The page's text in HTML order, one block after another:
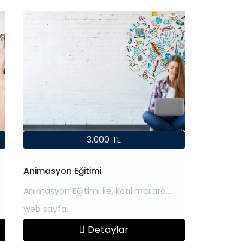
3.000 TL
Animasyon Eğitimi
Animasyon Eğitimi ile, katılımcılara
Detaylar